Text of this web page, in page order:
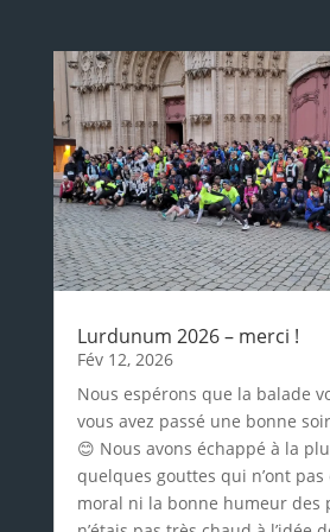
Lurdunum 2026 – merci !
Fév 12, 2026
Nous espérons que la balade
vous avez passé une bonne
😊 Nous avons échappé à la
quelques gouttes qui n’ont pas
moral ni la bonne humeur des